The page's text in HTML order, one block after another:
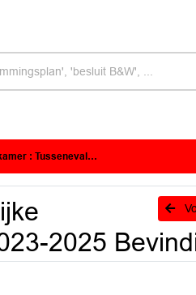
2023-2025 Bevindingen
2025